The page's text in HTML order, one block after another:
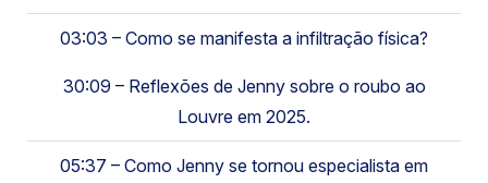
03:03 – Como se manifesta a infiltração física?
30:09 – Reflexões de Jenny sobre o roubo ao
Louvre em 2025.
05:37 – Como Jenny se tornou especialista em